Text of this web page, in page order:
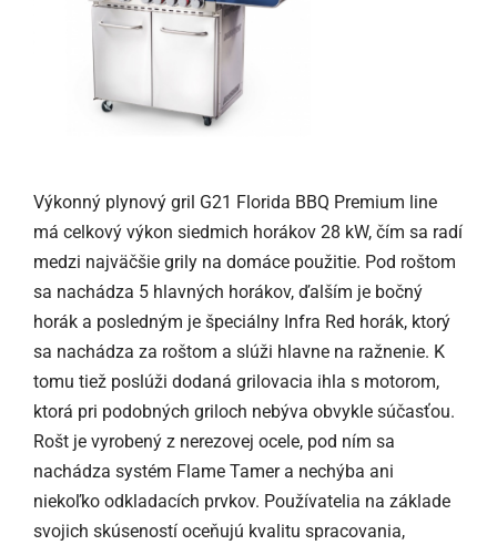
Výkonný plynový gril G21 Florida BBQ Premium line
má celkový výkon siedmich horákov 28 kW, čím sa radí
medzi najväčšie grily na domáce použitie. Pod roštom
sa nachádza 5 hlavných horákov, ďalším je bočný
horák a posledným je špeciálny Infra Red horák, ktorý
sa nachádza za roštom a slúži hlavne na ražnenie. K
tomu tiež poslúži dodaná grilovacia ihla s motorom,
ktorá pri podobných griloch nebýva obvykle súčasťou.
Rošt je vyrobený z nerezovej ocele, pod ním sa
nachádza systém Flame Tamer a nechýba ani
niekoľko odkladacích prvkov. Používatelia na základe
svojich skúseností oceňujú kvalitu spracovania,